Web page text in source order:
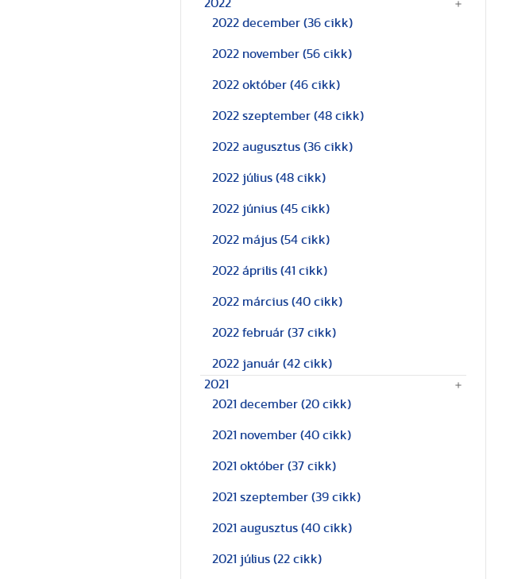
2022
2022 december (36 cikk)
2022 november (56 cikk)
2022 október (46 cikk)
2022 szeptember (48 cikk)
2022 augusztus (36 cikk)
2022 július (48 cikk)
2022 június (45 cikk)
2022 május (54 cikk)
2022 április (41 cikk)
2022 március (40 cikk)
2022 február (37 cikk)
2022 január (42 cikk)
2021
2021 december (20 cikk)
2021 november (40 cikk)
2021 október (37 cikk)
2021 szeptember (39 cikk)
2021 augusztus (40 cikk)
2021 július (22 cikk)